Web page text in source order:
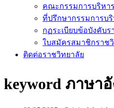
คณะกรรมการบริหา
ที่ปรึกษากรรมการบ
กฏระเบียบข้อบังคับร
ใบสมัครสมาชิกราช
ติดต่อราชวิทยาลัย
keyword ภาษา